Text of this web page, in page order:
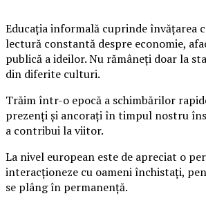
Educația informală cuprinde învățarea
lectură constantă despre economie,
publică a ideilor. Nu rămâneți doar la
din diferite culturi.
Trăim într-o epocă a schimbărilor
prezenți și ancorați în timpul nostru
a contribui la viitor.
La nivel european este de apreciat o
interacționeze cu oameni închistați,
se plâng în permanenţă.